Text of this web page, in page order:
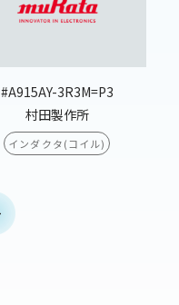
#A915AY-3R3M=P3
村田製作所
インダクタ(コイル)